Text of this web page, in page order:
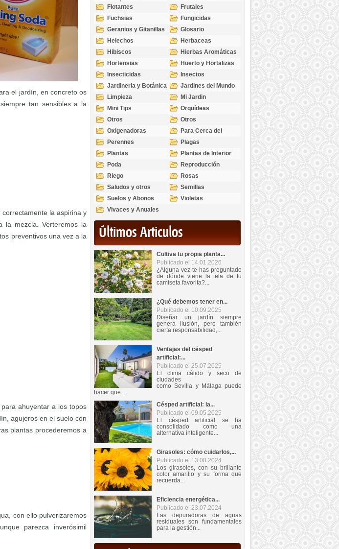
el jardín, en concreto os
tan sensibles a la
la aspirina y
la mezcla. Verteremos la
preventivos una vez a la
ahuyentar a los topos
agujeros en el suelo con
plantas procederemos a
con ello pulverizaremos
parezca inverósimil
Acuáticas
Flotantes
Frutales
Fuchsias
Fungicidas
Geranios y Gitanillas
Glosario
Helechos
Herbaceas
Hibiscos
Hierbas Aromáticas
Hortensias
Huerto y Hortalizas
Insecticidas
Insectos
Jardineria y Botánica
Jardines del Mundo
Limpieza
Mi Jardin
Mini Tips
Orquídeas
Otros
Otros
Oxigenadoras
Para Cerca del
Estanque
Perennes
Plagas
Plantas
Plantas de Interior
Poda
Reproducción
Riego
Rosas
Saludos y otros
temas
Semillas
Suelos y Abonos
Violetas
Vivaces y Anuales
Últimos Articulos
Cultiva tu propia planta...
Publicado el 14.01.2026
¿Alguna vez te has preguntado
de dónde viene la tela de tu
camiseta favorita?...
¿Qué debemos tener en...
Publicado el 10.09.2025
Diseñar un jardín siempre
genera ilusión, pero también
cierta responsabilidad,...
Ventajas del césped
artificial:...
Publicado el 25.07.2025
El clima cálido y seco de
ciudades
como Sevilla y Málaga puede
hacer que...
Césped artificial: la...
Publicado el 09.05.2025
El césped artificial se ha
consolidado como una
alternativa inteligente...
Girasoles: cómo cuidarlos,...
Publicado el 13.08.2024
Los girasoles, con su brillante
color amarillo y su forma que
recuerda...
Eficiencia energética...
Publicado el 23.07.2024
Las depuradoras de aguas
residuales son fundamentales
para la gestión...